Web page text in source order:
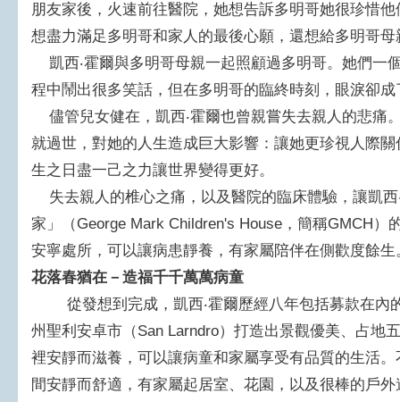
朋友家後，火速前往醫院，她想告訴多明哥她很珍惜
想盡力滿足多明哥和家人的最後心願，還想給多明哥
凱西‧霍爾與多明哥母親一起照顧過多明哥。她們一
程中鬧出很多笑話，但在多明哥的臨終時刻，眼淚卻
儘管兒女健在，凱西‧霍爾也曾親嘗失去親人的悲痛
就過世，對她的人生造成巨大影響：讓她更珍視人際
生之日盡一己之力讓世界變得更好。
失去親人的椎心之痛，以及醫院的臨床體驗，讓凱
家」（George Mark Children's House，簡稱GMCH）
安寧處所，可以讓病患靜養，有家屬陪伴在側歡度餘生
花落春猶在－造福千千萬萬病童
從發想到完成，凱西‧霍爾歷經八年包括募款在內
州聖利安卓市（San Larndro）打造出景觀優美、占地
裡安靜而滋養，可以讓病童和家屬享受有品質的生活
間安靜而舒適，有家屬起居室、花園，以及很棒的戶